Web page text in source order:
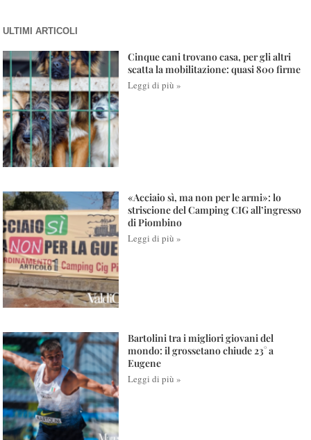
ULTIMI ARTICOLI
Cinque cani trovano casa, per gli altri
scatta la mobilitazione: quasi 800 firme
Leggi di più »
«Acciaio sì, ma non per le armi»: lo
striscione del Camping CIG all’ingresso
di Piombino
Leggi di più »
Bartolini tra i migliori giovani del
mondo: il grossetano chiude 23° a
Eugene
Leggi di più »